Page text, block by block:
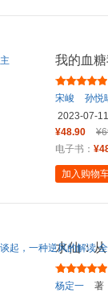
我的血
宋峻
孙悦
2023-07-11
¥48.90
电子书：
加入购物
水仙：
生命系
杨定一
著